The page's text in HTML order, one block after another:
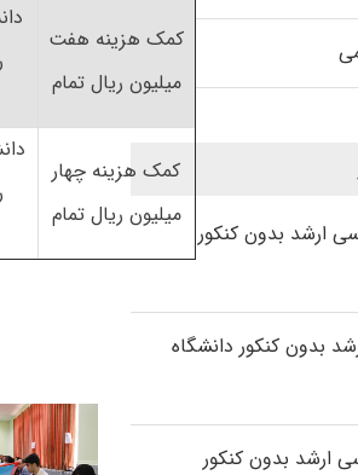
کمک هزینه هفت
میلیون ریال تمام
کمک هزینه چهار
میلیون ریال تمام
ارشد بدون کنکور
بدون کنکور دانشگاه
ارشد بدون کنکور